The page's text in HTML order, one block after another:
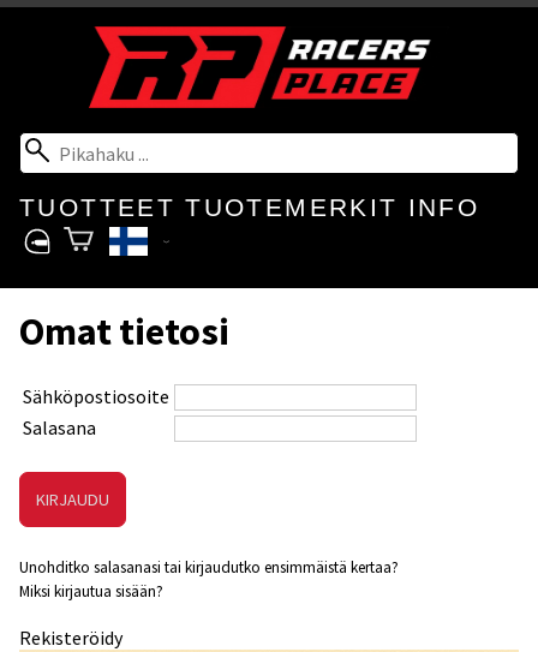
TUOTTEET TUOTEMERKIT INFO
Omat tietosi
Sähköpostiosoite
Salasana
Unohditko salasanasi tai kirjaudutko ensimmäistä kertaa?
Miksi kirjautua sisään?
Rekisteröidy